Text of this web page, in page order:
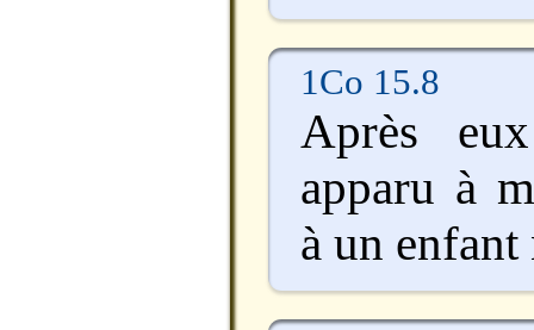
1Co 15.8
Après
apparu à
à un enfant